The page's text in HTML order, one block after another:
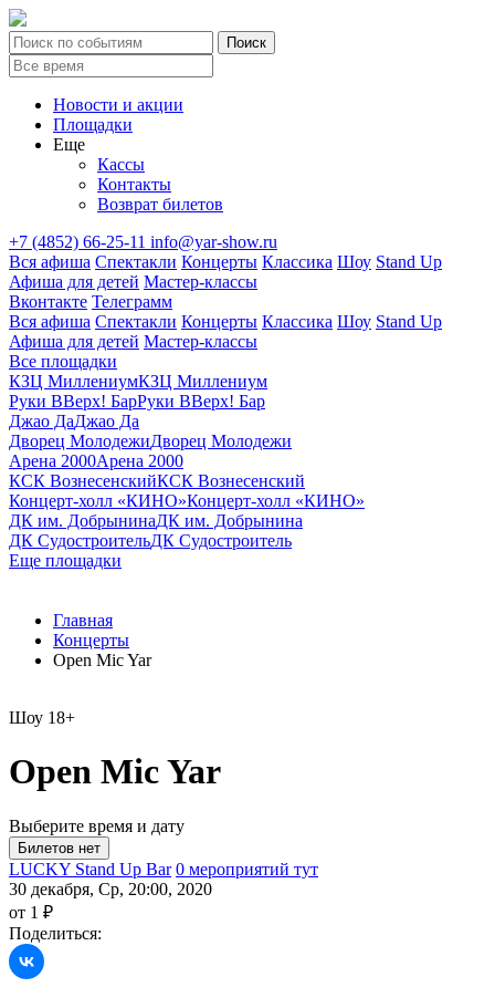
Новости и акции
Площадки
Еще
Кассы
Контакты
Возврат билетов
+7 (4852) 66-25-11 info@yar-show.ru
Вся афиша Спектакли Концерты Классика Шоу Stand Up
Афиша для детей Мастер-классы
Вконтакте Телеграмм
Вся афиша Спектакли Концерты Классика Шоу Stand Up
Афиша для детей Мастер-классы
Все площадки
КЗЦ МиллениумКЗЦ Миллениум
Руки ВВерх! БарРуки ВВерх! Бар
Джао ДаДжао Да
Дворец МолодежиДворец Молодежи
Арена 2000Арена 2000
КСК ВознесенскийКСК Вознесенский
Концерт-холл «КИНО»Концерт-холл «КИНО»
ДК им. ДобрынинаДК им. Добрынина
ДК СудостроительДК Судостроитель
Еще площадки
Главная
Концерты
Open Mic Yar
Шоу 18+
Open Mic Yar
Выберите время и дату
LUCKY Stand Up Bar 0 мероприятий тут
30 декабря, Ср, 20:00, 2020
от 1 ₽
Поделиться: